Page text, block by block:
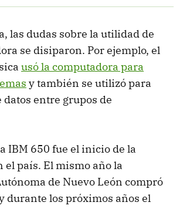
las dudas sobre la utilidad de
se disiparon. Por ejemplo, el
usó la computadora para
y también se utilizó para
datos entre grupos de
IBM 650 fue el inicio de la
país. El mismo año la
de Nuevo León compró
durante los próximos años el